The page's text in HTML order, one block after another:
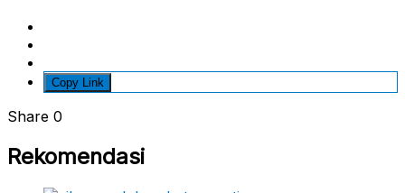
Copy Link
Share 0
Rekomendasi